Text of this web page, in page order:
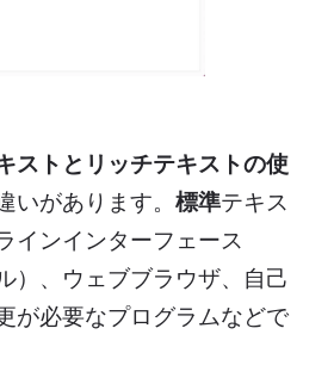
ストとリッチテキストの使
いがあります。 標準テキス
インインターフェース
）、ウェブブラウザ、自己
が必要なプログラムなどで